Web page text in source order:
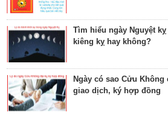
Bật mí ngày có Sao Tỉnh
Giải mã ngày có Sao
Tìm hiểu ngày Nguyệt
kiêng kỵ hay không?
Ngày có sao Cửu
giao dịch, ký hợp đồng